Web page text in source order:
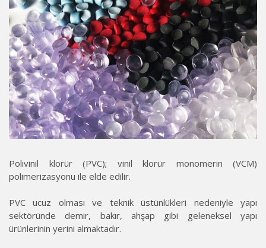
Polivinil klorür (PVC); vinil klorür monomerin (VCM)
polimerizasyonu ile elde edilir.
PVC ucuz olması ve teknik üstünlükleri nedeniyle yapı
sektöründe demir, bakır, ahşap gibi geleneksel yapı
ürünlerinin yerini almaktadır.